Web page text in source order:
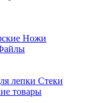
Ножи
лепки Стеки
товары